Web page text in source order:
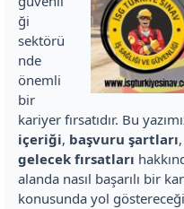
ği
sektörü
nde
önemli
bir
kariyer fırsatıdır. Bu
içeriği, başvuru şartları,
gelecek fırsatları
alanda nasıl başarılı bir
konusunda yol